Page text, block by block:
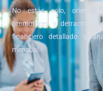
No estás solo,
promotores y detractores
financiero detallado y
mensual.